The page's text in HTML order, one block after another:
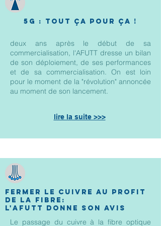
5G : tout ça pour ça !
deux ans après le début de sa
commercialisation, l'AFUTT dresse un bilan
de son déploiement, de ses performances
et de sa commercialisation. On est loin
pour le moment de la "révolution" annoncée
au moment de son lancement.
lire la suite >>>
fermer le cuivre au profit
de la fibre:
L'AFUTT donne son avis
Le passage du cuivre à la fibre optique